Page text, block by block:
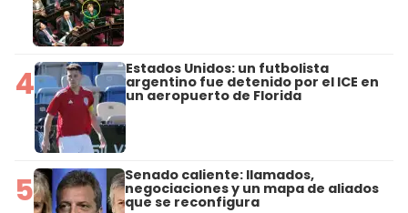
4 Estados Unidos: un futbolista
argentino fue detenido por el ICE en
un aeropuerto de Florida
5 Senado caliente: llamados,
negociaciones y un mapa de aliados
que se reconfigura